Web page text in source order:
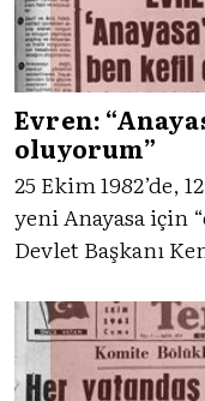
Evren:
oluyorum”
25 Ekim 1982’de,
yeni Anayasa için
Devlet Başkanı
denilmeli”
birlikte